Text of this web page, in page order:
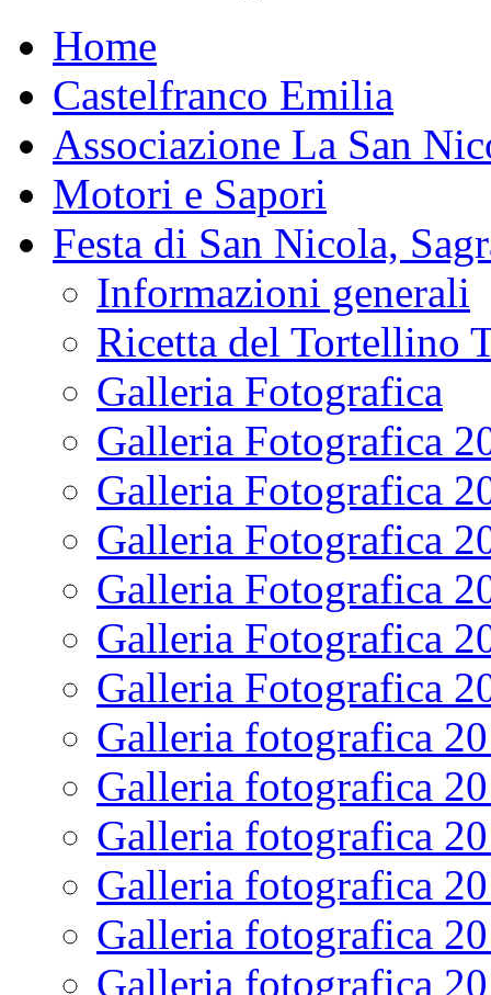
Home
Castelfranco Emilia
Associazione La San
Motori e Sapori
Festa di San Nicola,
Informazioni generali
Ricetta del Tortellino
Galleria Fotografica
Galleria Fotografica
Galleria Fotografica
Galleria Fotografica
Galleria Fotografica
Galleria Fotografica
Galleria Fotografica
Galleria fotografica
Galleria fotografica
Galleria fotografica
Galleria fotografica
Galleria fotografica
Galleria fotografica